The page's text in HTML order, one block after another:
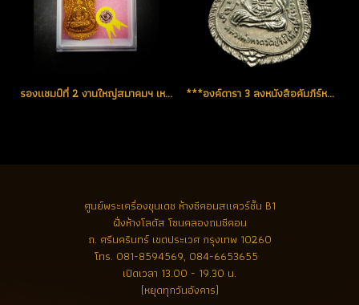
รองแชมป์ที่ 2 งานใหญ่สมาคมฯ เหรียญใต้ร่มเย็น ปี 2526 บล็อคหน้าเลื่อน-หลังเลื่อน(บล็อคนิยมสุด) เหรียญกะไหล่ทอง เคลือบเรซิ่น (ขายแล้ว) ***องค์ดารา 3 ลงหนังสือคัมภีร์หลวงพ่อทวด เล่มล่าสุด***เหรียญใต้ร่มเย็น ปี 2526 บล็อคหน้าเลื่อน-หลังเสาร์ห้า(นิยม)นิเกิ้ลเดิมๆ (โทรถาม)
ศูนย์พระเครื่องขุนเดช ห้างซีคอนสแควร์ชั้น B1
ฝั่งห้างโลตัส โซนคลองถมซีคอน
ถ. ศรีนครินทร์ เขตประเวศ กรุงเทพ 10260
โทร. 081-8594569, 084-6653655
เปิดเวลา 13.00 - 19.30 น.
(หยุดทุกวันอังคาร)